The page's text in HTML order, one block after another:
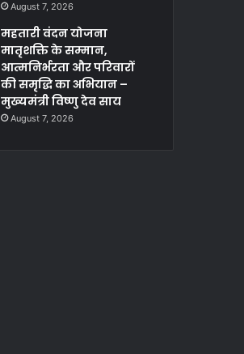
August 7, 2026
महतारी वंदन योजना
मातृशक्ति के सम्मान,
आत्मनिर्भरता और परिवारों
की समृद्धि का अभियान –
मुख्यमंत्री विष्णु देव साय
August 7, 2026